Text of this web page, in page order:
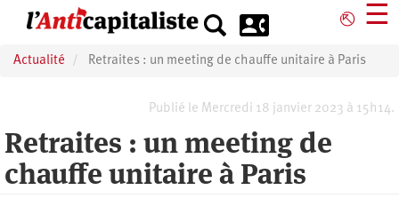
principal
⎋ ☰
Actualité Retraites : un meeting de chauffe unitaire à Paris
Publié le Mercredi 18 janvier 2023 à 15h14.
Retraites : un meeting de
chauffe unitaire à Paris